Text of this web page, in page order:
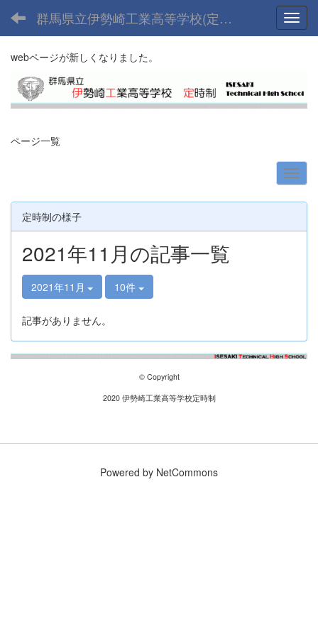
群馬県立伊勢崎工業高等学校(定時制課程)
webページが新しくなりました。
ページ一覧
定時制の様子
2021年11月の記事一覧
2021年11月 10件
記事がありません。
© Copyright
2020 伊勢崎工業高等学校定時制
Powered by NetCommons